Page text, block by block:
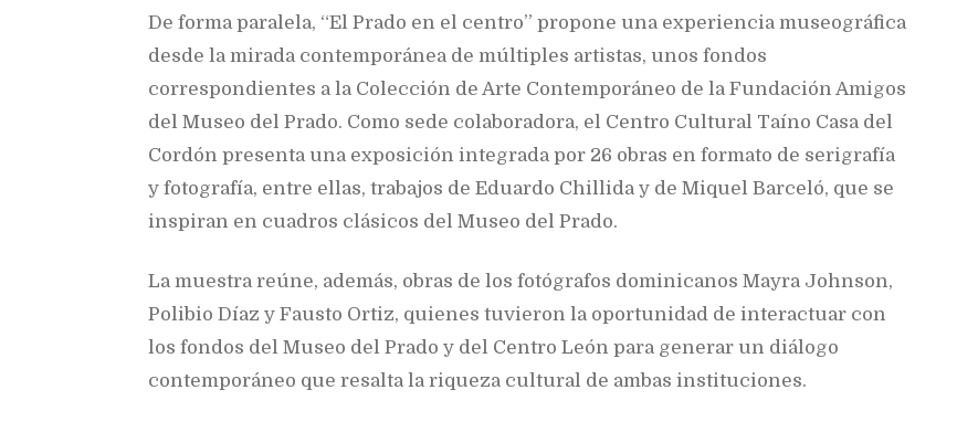
De forma paralela, “El Prado en el centro” propone una experiencia museográfica
desde la mirada contemporánea de múltiples artistas, unos fondos
correspondientes a la Colección de Arte Contemporáneo de la Fundación Amigos
del Museo del Prado. Como sede colaboradora, el Centro Cultural Taíno Casa del
Cordón presenta una exposición integrada por 26 obras en formato de serigrafía
y fotografía, entre ellas, trabajos de Eduardo Chillida y de Miquel Barceló, que se
inspiran en cuadros clásicos del Museo del Prado.
La muestra reúne, además, obras de los fotógrafos dominicanos Mayra Johnson,
Polibio Díaz y Fausto Ortiz, quienes tuvieron la oportunidad de interactuar con
los fondos del Museo del Prado y del Centro León para generar un diálogo
contemporáneo que resalta la riqueza cultural de ambas instituciones.